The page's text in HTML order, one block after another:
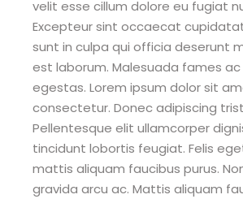
velit esse cillum dolore eu fugiat
Excepteur sint occaecat
sunt in culpa qui officia deserunt
est laborum. Malesuada fames
egestas. Lorem ipsum dolor sit
consectetur. Donec adipiscing
Pellentesque elit ullamcorper
tincidunt lobortis feugiat. Felis
mattis aliquam faucibus purus.
gravida arcu ac. Mattis aliquam